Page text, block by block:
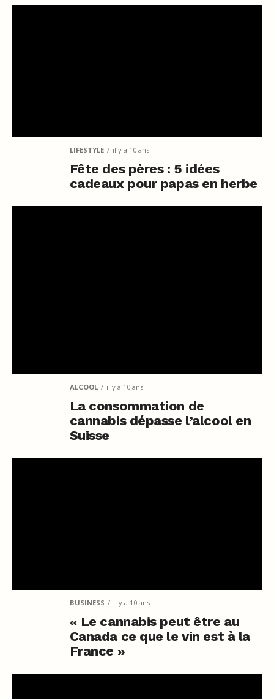
LIFESTYLE il y a 10 ans
Fête des pères : 5 idées
cadeaux pour papas en herbe
ALCOOL il y a 10 ans
La consommation de
cannabis dépasse l’alcool en
Suisse
BUSINESS il y a 10 ans
« Le cannabis peut être au
Canada ce que le vin est à la
France »